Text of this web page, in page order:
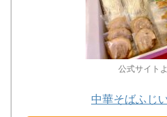
公式サイト
中華そばふじ